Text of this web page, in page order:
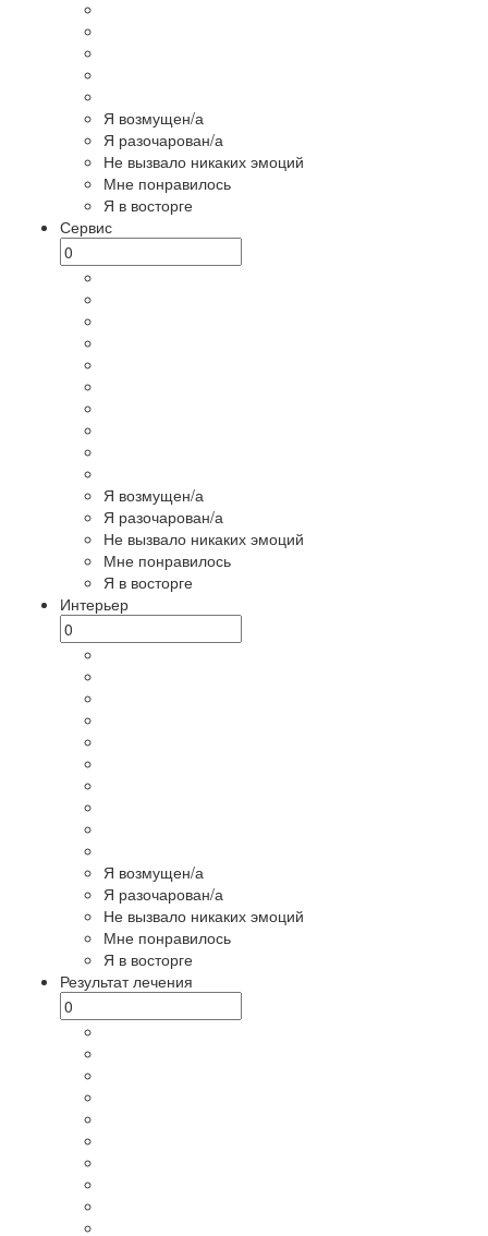
Я возмущен/а
Я разочарован/а
Не вызвало никаких эмоций
Мне понравилось
Я в восторге
Сервис
Я возмущен/а
Я разочарован/а
Не вызвало никаких эмоций
Мне понравилось
Я в восторге
Интерьер
Я возмущен/а
Я разочарован/а
Не вызвало никаких эмоций
Мне понравилось
Я в восторге
Результат лечения